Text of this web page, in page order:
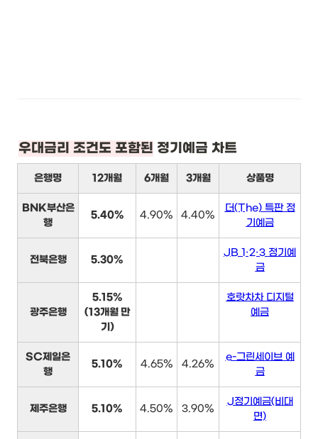
우대금리 조건도 포함된 정기예금 차트
은행명 12개월 6개월 3개월 상품명
BNK부산은
행
5.40% 4.90% 4.40%
더(The) 특판 정
기예금
전북은행 5.30%
JB 1·2·3 정기예
금
광주은행
5.15%
(13개월 만
기)
호랏차차 디지털
예금
SC제일은
행
5.10% 4.65% 4.26%
e-그린세이브 예
금
제주은행 5.10% 4.50% 3.90%
J정기예금(비대
면)